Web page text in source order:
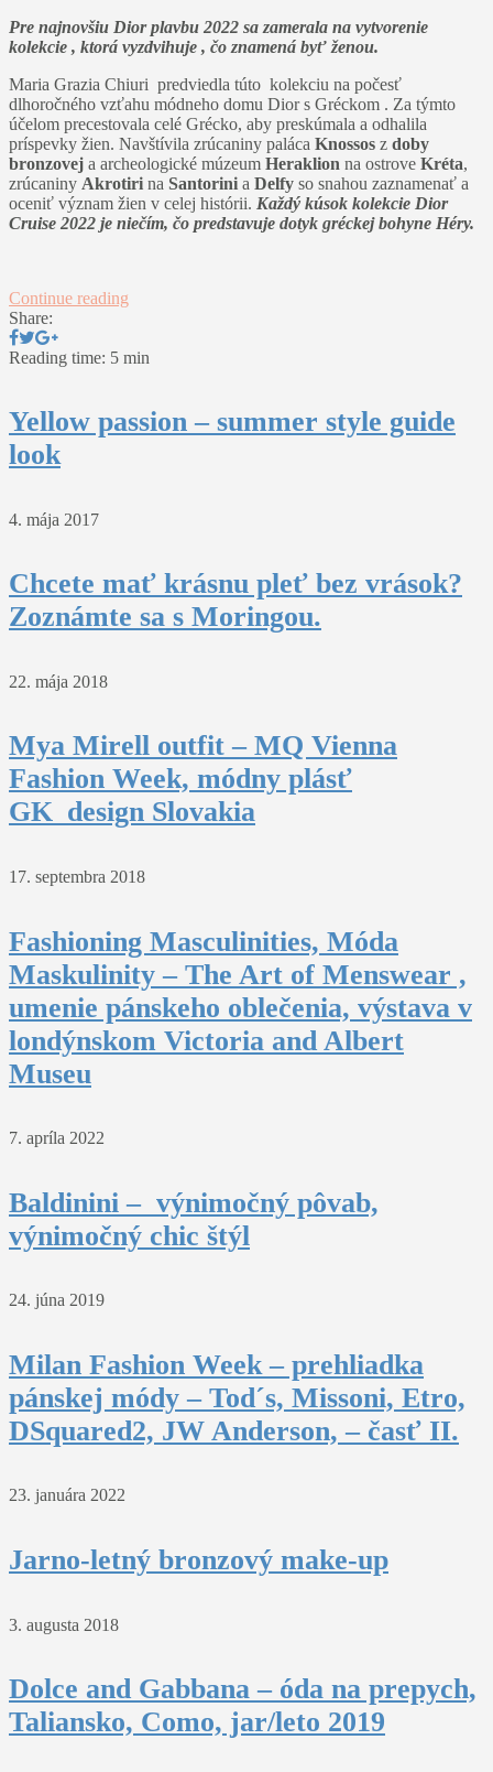
Pre najnovšiu Dior plavbu 2022 sa zamerala na vytvorenie
kolekcie , ktorá vyzdvihuje , čo znamená byť ženou.
Maria Grazia Chiuri predviedla túto kolekciu na počesť
dlhoročného vzťahu módneho domu Dior s Gréckom . Za týmto
účelom precestovala celé Grécko, aby preskúmala a odhalila
príspevky žien. Navštívila zrúcaniny paláca Knossos z doby
bronzovej a archeologické múzeum Heraklion na ostrove Kréta,
zrúcaniny Akrotiri na Santorini a Delfy so snahou zaznamenať a
oceniť význam žien v celej histórii. Každý kúsok kolekcie Dior
Cruise 2022 je niečím, čo predstavuje dotyk gréckej bohyne Héry.
Continue reading
Share:
Reading time: 5 min
Yellow passion – summer style guide
look
4. mája 2017
Chcete mať krásnu pleť bez vrások?
Zoznámte sa s Moringou.
22. mája 2018
Mya Mirell outfit – MQ Vienna
Fashion Week, módny plásť
GK_design Slovakia
17. septembra 2018
Fashioning Masculinities, Móda
Maskulinity – The Art of Menswear ,
umenie pánskeho oblečenia, výstava v
londýnskom Victoria and Albert
Museu
7. apríla 2022
Baldinini – výnimočný pôvab,
výnimočný chic štýl
24. júna 2019
Milan Fashion Week – prehliadka
pánskej módy – Tod´s, Missoni, Etro,
DSquared2, JW Anderson, – časť II.
23. januára 2022
Jarno-letný bronzový make-up
3. augusta 2018
Dolce and Gabbana – óda na prepych,
Taliansko, Como, jar/leto 2019